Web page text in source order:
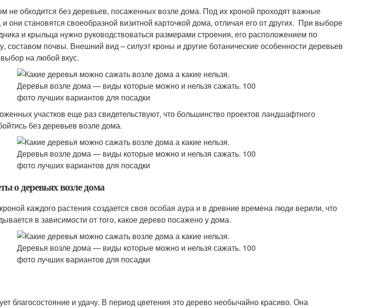
не обходится без деревьев, посаженных возле дома. Под их кроной проходят важные
они становятся своеобразной визитной карточкой дома, отличая его от других. При выборе
и крыльца нужно руководствоваться размерами строения, его расположением по
составом почвы. Внешний вид – силуэт кроны и другие ботанические особенности деревьев
на любой вкус.
участков еще раз свидетельствуют, что большинство проектов ландшафтного
без деревьев возле дома.
о деревьях возле дома
каждого растения создается своя особая аура и в древние времена люди верили, что
в зависимости от того, какое дерево посажено у дома.
благосостояние и удачу. В период цветения это дерево необычайно красиво. Она